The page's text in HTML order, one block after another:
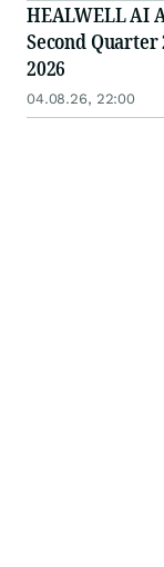
HEALWELL AI
Second Quarter
2026
04.08.26, 22:00